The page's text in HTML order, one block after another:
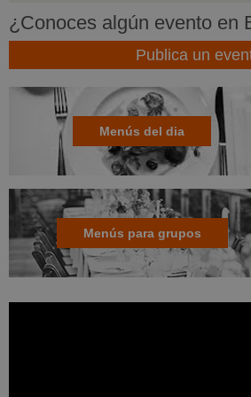
¿Conoces algún evento en
Publica un
Menús del dia
Menús para grupos